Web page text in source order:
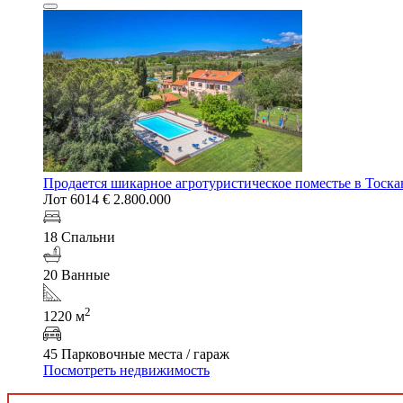
Продается шикарное агротуристическое поместье в
Лот 6014 € 2.800.000
18 Спальни
20 Ванные
1220 м2
45 Парковочные места / гараж
Посмотреть недвижимость